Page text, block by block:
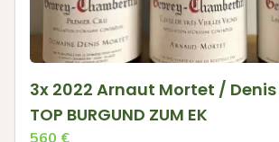
3x 2022 Arnaut Mortet /
TOP BURGUND ZUM EK